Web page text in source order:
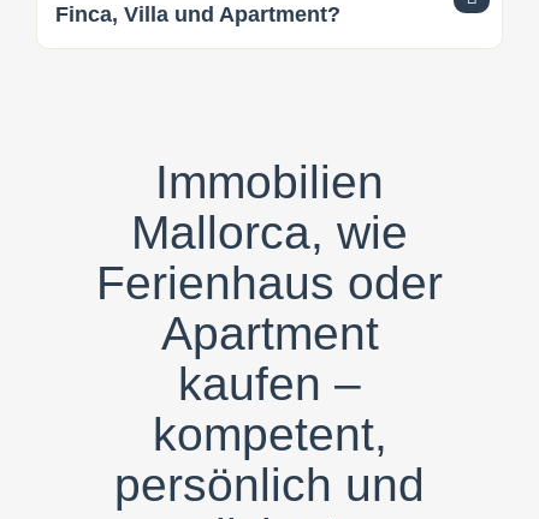
Finca, Villa und Apartment?
Immobilien
Mallorca, wie
Ferienhaus oder
Apartment
kaufen –
kompetent,
persönlich und